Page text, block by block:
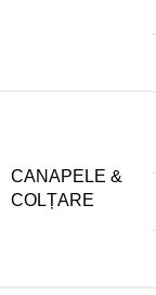
CANAPELE &
COLȚARE